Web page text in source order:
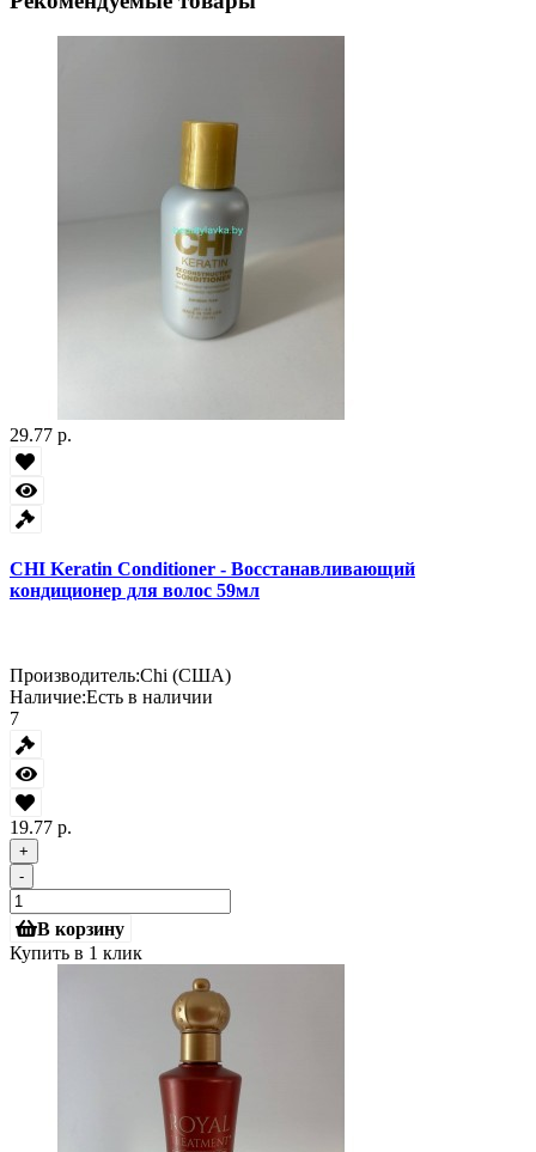
29.77 р.
CHI Keratin Conditioner - Восстанавливающий
кондиционер для волос 59мл
Производитель:Chi (США)
Наличие:Есть в наличии
7
19.77 р.
+
-
В корзину
Купить в 1 клик